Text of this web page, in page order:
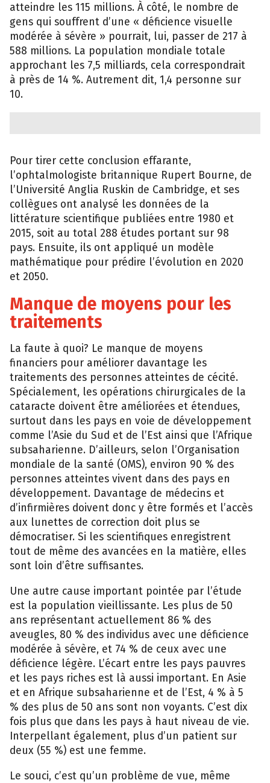
atteindre les 115 millions. À côté, le nombre de
gens qui souffrent d’une « déficience visuelle
modérée à sévère » pourrait, lui, passer de 217 à
588 millions. La population mondiale totale
approchant les 7,5 milliards, cela correspondrait
à près de 14 %. Autrement dit, 1,4 personne sur
10.
Pour tirer cette conclusion effarante,
l’ophtalmologiste britannique Rupert Bourne, de
l’Université Anglia Ruskin de Cambridge, et ses
collègues ont analysé les données de la
littérature scientifique publiées entre 1980 et
2015, soit au total 288 études portant sur 98
pays. Ensuite, ils ont appliqué un modèle
mathématique pour prédire l’évolution en 2020
et 2050.
Manque de moyens pour les
traitements
La faute à quoi? Le manque de moyens
financiers pour améliorer davantage les
traitements des personnes atteintes de cécité.
Spécialement, les opérations chirurgicales de la
cataracte doivent être améliorées et étendues,
surtout dans les pays en voie de développement
comme l’Asie du Sud et de l’Est ainsi que l’Afrique
subsaharienne. D’ailleurs, selon l’Organisation
mondiale de la santé (OMS), environ 90 % des
personnes atteintes vivent dans des pays en
développement. Davantage de médecins et
d’infirmières doivent donc y être formés et l’accès
aux lunettes de correction doit plus se
démocratiser. Si les scientifiques enregistrent
tout de même des avancées en la matière, elles
sont loin d’être suffisantes.
Une autre cause important pointée par l’étude
est la population vieillissante. Les plus de 50
ans représentant actuellement 86 % des
aveugles, 80 % des individus avec une déficience
modérée à sévère, et 74 % de ceux avec une
déficience légère. L’écart entre les pays pauvres
et les pays riches est là aussi important. En Asie
et en Afrique subsaharienne et de l’Est, 4 % à 5
% des plus de 50 ans sont non voyants. C’est dix
fois plus que dans les pays à haut niveau de vie.
Interpellant également, plus d’un patient sur
deux (55 %) est une femme.
Le souci, c’est qu’un problème de vue, même